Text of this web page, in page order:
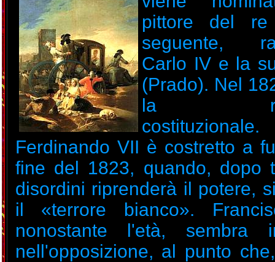
pittore del
seguente,
Carlo IV e la
(Prado). Nel
la
Ferdinando VII è costretto a
fine del 1823, quando, dopo
disordini riprenderà il potere,
il «terrore bianco».
nonostante l'età, sembra
nell'opposizione, al punto